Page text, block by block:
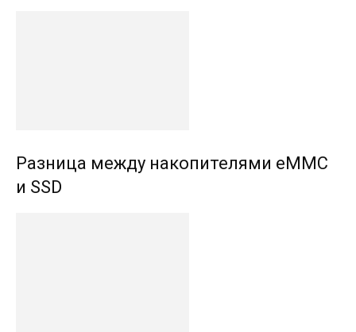
Разница между накопителями eMMC
и SSD